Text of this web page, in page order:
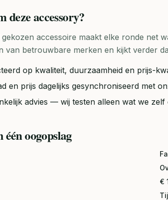
dezeaccessory?
gekozen accessoire maakt elke ronde net
van betrouwbare merken en kijkt verder
op kwaliteit, duurzaamheid en prijs-
en prijs dagelijks gesynchroniseerd met
advies — wij testen alleen wat we
één oogopslag
€